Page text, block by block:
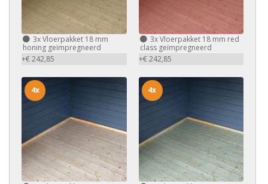
3xVloerpakket 18 mm
honing geïmpregneerd
+€ 242,85
3xVloerpakket 18 mm red
class geïmpregneerd
+€ 242,85
4x 4x